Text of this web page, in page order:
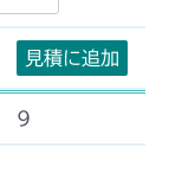
見積に追加
9